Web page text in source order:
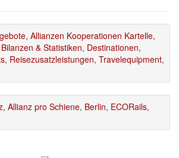
, Allianzen Kooperationen Kartelle,
Bilanzen & Statistiken, Destinationen,
, Reisezusatzleistungen, Travelequipment,
, Allianz pro Schiene, Berlin, ECORails,